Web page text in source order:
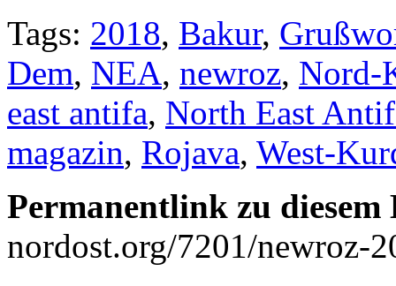
Tags: 2018, Bakur,
Dem, NEA, newroz, Nord-
east antifa, North East
magazin, Rojava, West-
Permanentlink zu
nordost.org/7201/newroz-